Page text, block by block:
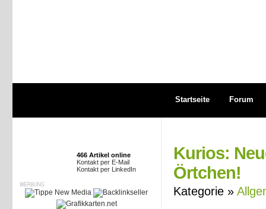
Startseite Forum
466 Artikel online
Kontakt per E-Mail
Kontakt per LinkedIn
Kurios:
Örtchen!
Kategorie »